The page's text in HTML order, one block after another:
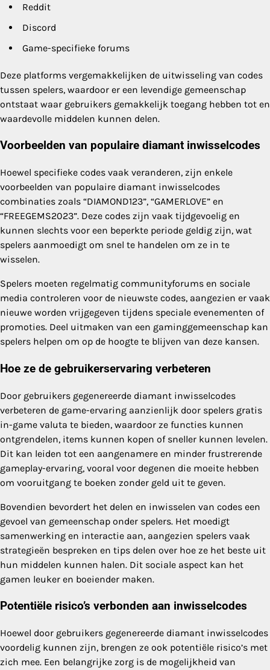
Reddit
Discord
Game-specifieke forums
Deze platforms vergemakkelijken de uitwisseling van codes
tussen spelers, waardoor er een levendige gemeenschap
ontstaat waar gebruikers gemakkelijk toegang hebben tot en
waardevolle middelen kunnen delen.
Voorbeelden van populaire diamant inwisselcodes
Hoewel specifieke codes vaak veranderen, zijn enkele
voorbeelden van populaire diamant inwisselcodes
combinaties zoals “DIAMOND123”, “GAMERLOVE” en
“FREEGEMS2023”. Deze codes zijn vaak tijdgevoelig en
kunnen slechts voor een beperkte periode geldig zijn, wat
spelers aanmoedigt om snel te handelen om ze in te
wisselen.
Spelers moeten regelmatig communityforums en sociale
media controleren voor de nieuwste codes, aangezien er vaak
nieuwe worden vrijgegeven tijdens speciale evenementen of
promoties. Deel uitmaken van een gaminggemeenschap kan
spelers helpen om op de hoogte te blijven van deze kansen.
Hoe ze de gebruikerservaring verbeteren
Door gebruikers gegenereerde diamant inwisselcodes
verbeteren de game-ervaring aanzienlijk door spelers gratis
in-game valuta te bieden, waardoor ze functies kunnen
ontgrendelen, items kunnen kopen of sneller kunnen levelen.
Dit kan leiden tot een aangenamere en minder frustrerende
gameplay-ervaring, vooral voor degenen die moeite hebben
om vooruitgang te boeken zonder geld uit te geven.
Bovendien bevordert het delen en inwisselen van codes een
gevoel van gemeenschap onder spelers. Het moedigt
samenwerking en interactie aan, aangezien spelers vaak
strategieën bespreken en tips delen over hoe ze het beste uit
hun middelen kunnen halen. Dit sociale aspect kan het
gamen leuker en boeiender maken.
Potentiële risico’s verbonden aan inwisselcodes
Hoewel door gebruikers gegenereerde diamant inwisselcodes
voordelig kunnen zijn, brengen ze ook potentiële risico’s met
zich mee. Een belangrijke zorg is de mogelijkheid van